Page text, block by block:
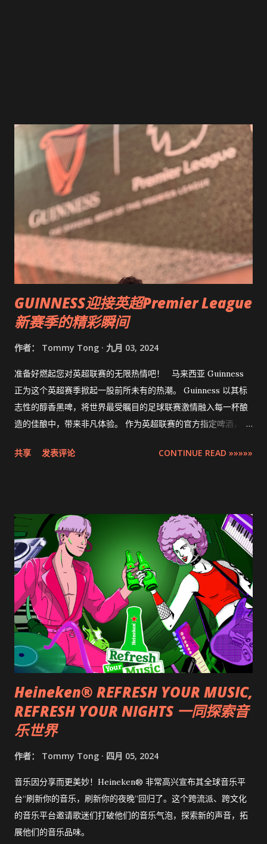
GUINNESS迎接英超Premier League
新赛季的精彩瞬间
作者： Tommy Tong 九月 03, 2024
准备好燃起您对英超联赛的无限热情吧！ 马来西亚 Guinness
正为这个英超赛季掀起一股前所未有的热潮。 Guinness 以其标
志性的醇香黑啤，将世界最受瞩目的足球联赛激情融入每一杯酿
造的佳酿中，带来非凡体验。 作为英超联赛的官方指定啤酒，
人心的观赛派对，为这个赛季增光添彩。这不仅是一场比赛，更
共享 发表评论 CONTINUE READ »»»»»
Heineken® REFRESH YOUR MUSIC,
REFRESH YOUR NIGHTS 一同探索音
乐世界
作者： Tommy Tong 四月 05, 2024
音乐因分享而更美妙！Heineken® 非常高兴宣布其全球音乐平
台“刷新你的音乐，刷新你的夜晚”回归了。这个跨流派、跨文化
的音乐平台邀请歌迷们打破他们的音乐气泡，探索新的声音，拓
展他们的音乐品味。